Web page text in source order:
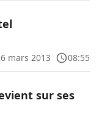
mars 2013
08:55
sur ses